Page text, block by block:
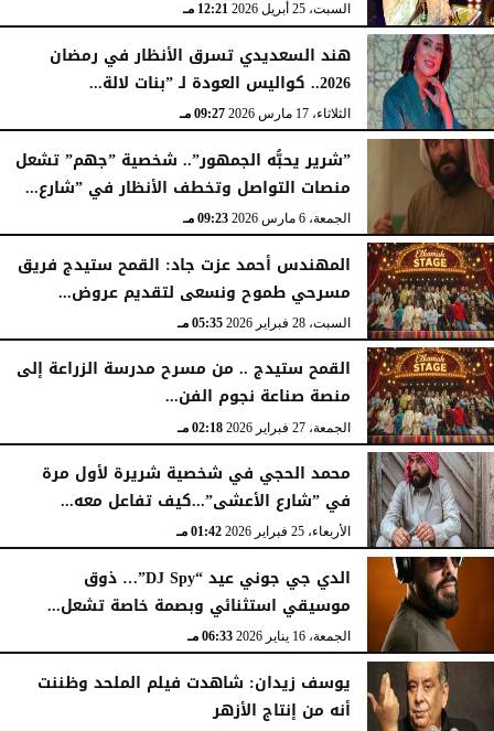
السبت، 25 أبريل 2026 12:21 مـ
هند السعديدي تسرق الأنظار في رمضان
2026.. كواليس العودة لـ ”بنات لالة...
الثلاثاء، 17 مارس 2026 09:27 مـ
”شرير يحبُّه الجمهور”.. شخصية ”جهم” تشعل
منصات التواصل وتخطف الأنظار في ”شارع...
الجمعة، 6 مارس 2026 09:23 مـ
المهندس أحمد عزت جاد: القمح ستيدج فريق
مسرحي طموح ونسعى لتقديم عروض...
السبت، 28 فبراير 2026 05:35 مـ
القمح ستيدج .. من مسرح مدرسة الزراعة إلى
منصة صناعة نجوم الفن...
الجمعة، 27 فبراير 2026 02:18 مـ
محمد الحجي في شخصية شريرة لأول مرة
في ”شارع الأعشى”...كيف تفاعل معه...
الأربعاء، 25 فبراير 2026 01:42 مـ
الدي جي جوني عيد “DJ Spy”… ذوق
موسيقي استثنائي وبصمة خاصة تشعل...
الجمعة، 16 يناير 2026 06:33 مـ
يوسف زيدان: شاهدت فيلم الملحد وظننت
أنه من إنتاج الأزهر